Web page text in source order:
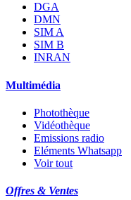
DGA
DMN
SIM A
SIM B
INRAN
Multimédia
Photothèque
Vidéothèque
Emissions radio
Eléments Whatsapp
Voir tout
Offres & Ventes